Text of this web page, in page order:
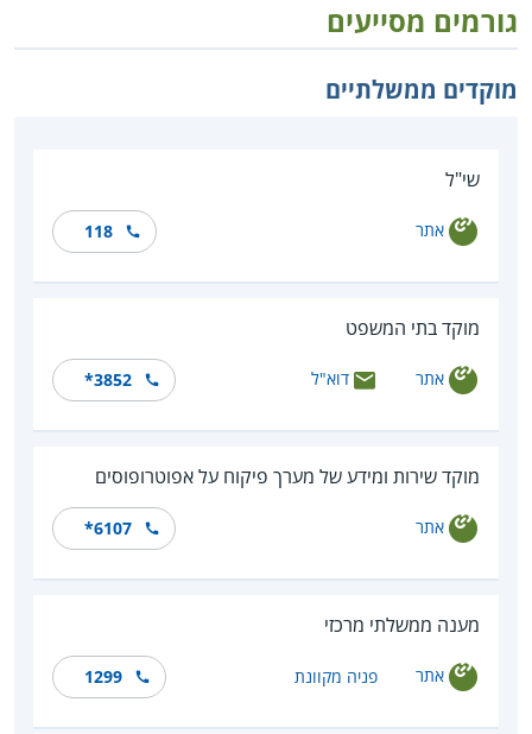
גורמים מסייעים
מוקדים ממשלתיים
שי"ל
אתר 118
מוקד בתי המשפט
אתר דוא"ל *3852
מוקד שירות ומידע של מערך פיקוח על אפוטרופוסים
אתר *6107
מענה ממשלתי מרכזי
אתר פניה מקוונת 1299